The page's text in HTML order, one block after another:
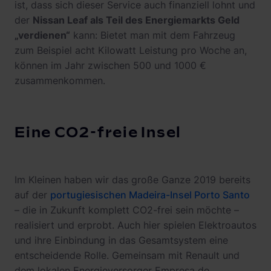
ist, dass sich dieser Service auch finanziell lohnt und
der Nissan Leaf als Teil des Energiemarkts Geld
„verdienen“ kann: Bietet man mit dem Fahrzeug
zum Beispiel acht Kilowatt Leistung pro Woche an,
können im Jahr zwischen 500 und 1000 €
zusammenkommen.
Eine CO2-freie Insel
Im Kleinen haben wir das große Ganze 2019 bereits
auf der portugiesischen Madeira-Insel Porto Santo
– die in Zukunft komplett CO2-frei sein möchte –
realisiert und erprobt. Auch hier spielen Elektroautos
und ihre Einbindung in das Gesamtsystem eine
entscheidende Rolle. Gemeinsam mit Renault und